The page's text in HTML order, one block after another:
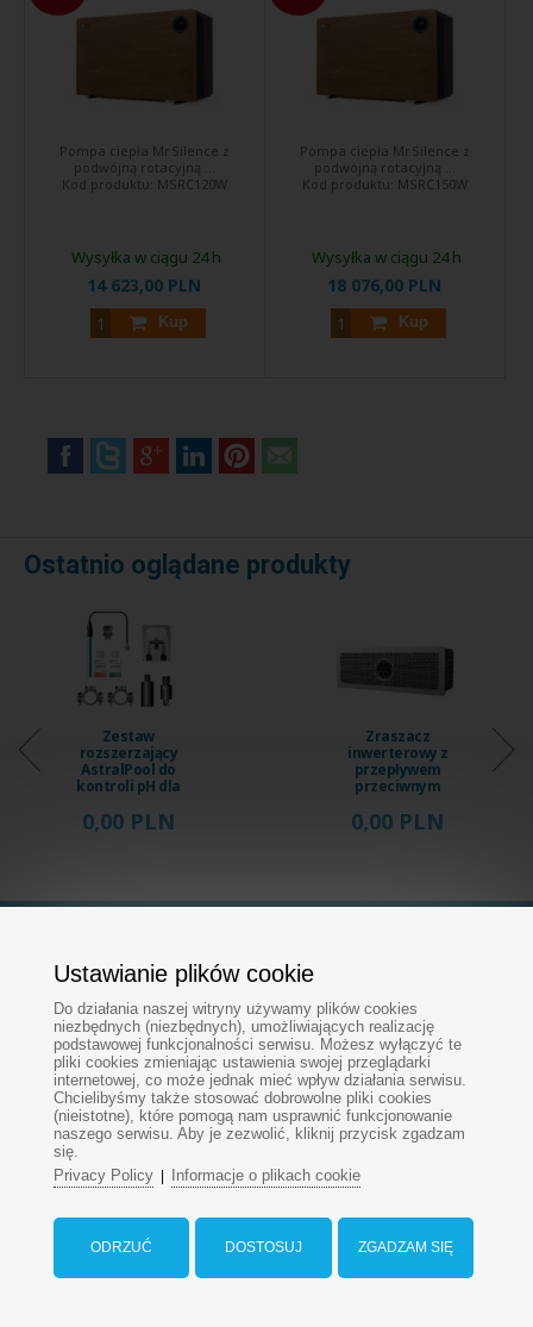
Pompa ciepła Mr.Silence z
podwójną rotacyjną ...
Kod produktu: MSRC120W
14 623,00 PLN
Kup
Wysyłka w ciągu 24 h
Pompa ciepła Mr.Silence z
podwójną rotacyjną ...
Kod produktu: MSRC150W
18 076,00 PLN
Kup
Wysyłka w ciągu 24 h
Ostatnio oglądane produkty
Zraszacz
inwerterowy z
przepływem
przeciwnym
Fix Jet, ...
0,00 PLN
Zraszacz
inwerterowy z
wbudowanym
przepływem
iGarden ...
0,00 PLN
BASENY ESHOP
BUDŻETY NA BASEN
BASENOWY PORADNIK
CHEMIA BASENOWA
TESTERY I TERMOMETRY
OŚWIETLENIE, SKIMMERY, DYSZE
Folie do basenu
POMPY CIEPŁA
POMPY DO BASENU
ZESTAWY FILTRACYJNE
ZBIORNIKI FILTRACYJNY
ZAWORY WIELODROGOWE
WYMIENNIKI CIEPŁA
GRZAŁKI ELEKTRYCZNE
OGRZEWANIE SOLARNE
Ustawianie plików cookie
Do działania naszej witryny używamy plików cookies
niezbędnych (niezbędnych), umożliwiających realizację
podstawowej funkcjonalności serwisu. Możesz wyłączyć te
pliki cookies zmieniając ustawienia swojej przeglądarki
internetowej, co może jednak mieć wpływ działania serwisu.
Chcielibyśmy także stosować dobrowolne pliki cookies
(nieistotne), które pomogą nam usprawnić funkcjonowanie
naszego serwisu. Aby je zezwolić, kliknij przycisk zgadzam
się.
Privacy Policy| Informacje o plikach cookie
ZGADZAM SIĘ
DOSTOSUJ
ODRZUĆ